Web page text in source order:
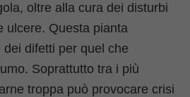
oltre alla cura dei disturbi
ulcere. Questa pianta
difetti per quel che
Soprattutto tra i più
troppa può provocare crisi